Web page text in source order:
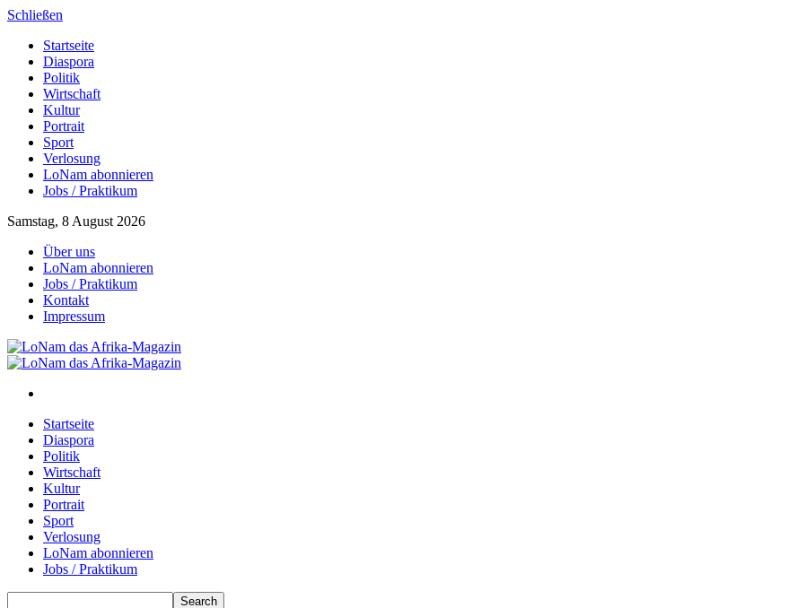
Schließen
Startseite
Diaspora
Politik
Wirtschaft
Kultur
Portrait
Sport
Verlosung
LoNam abonnieren
Jobs / Praktikum
Samstag, 8 August 2026
Über uns
LoNam abonnieren
Jobs / Praktikum
Kontakt
Impressum
Startseite
Diaspora
Politik
Wirtschaft
Kultur
Portrait
Sport
Verlosung
LoNam abonnieren
Jobs / Praktikum